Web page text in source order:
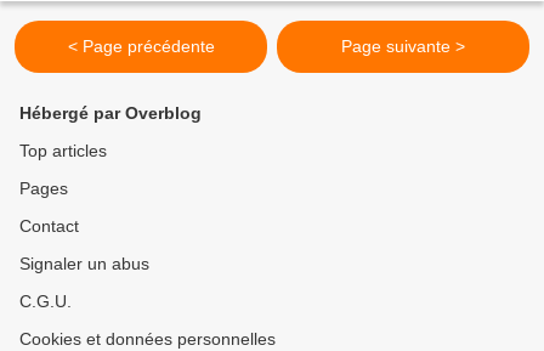
< Page précédente Page suivante >
Hébergé par Overblog
Top articles
Pages
Contact
Signaler un abus
C.G.U.
Cookies et données personnelles